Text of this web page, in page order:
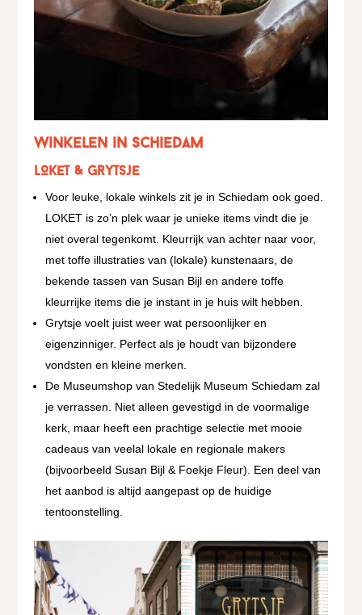
Winkelen in Schiedam
LOKET & Grytsje
Voor leuke, lokale winkels zit je in Schiedam ook goed.
LOKET is zo’n plek waar je unieke items vindt die je
niet overal tegenkomt. Kleurrijk van achter naar voor,
met toffe illustraties van (lokale) kunstenaars, de
bekende tassen van Susan Bijl en andere toffe
kleurrijke items die je instant in je huis wilt hebben.
Grytsje voelt juist weer wat persoonlijker en
eigenzinniger. Perfect als je houdt van bijzondere
vondsten en kleine merken.
De Museumshop van Stedelijk Museum Schiedam zal
je verrassen. Niet alleen gevestigd in de voormalige
kerk, maar heeft een prachtige selectie met mooie
cadeaus van veelal lokale en regionale makers
(bijvoorbeeld Susan Bijl & Foekje Fleur). Een deel van
het aanbod is altijd aangepast op de huidige
tentoonstelling.